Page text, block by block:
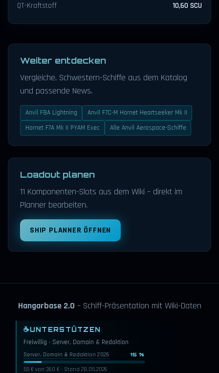
QT-Kraftstoff 10,60 SCU
Weiter entdecken
Vergleiche, Schwestern-Schiffe aus dem Katalog
und passende News.
Anvil F8A Lightning
Anvil F7C-M Hornet Heartseeker Mk II
Hornet F7A Mk II PYAM Exec
Alle Anvil Aerospace-Schiffe
Loadout planen
11 Komponenten-Slots aus dem Wiki – direkt im
Planner bearbeiten.
SHIP PLANNER ÖFFNEN
Hangarbase 2.0 – Schiff-Präsentation mit Wiki-Daten
☕UNTERSTÜTZEN
Freiwillig · Server, Domain & Redaktion
Server, Domain & Redaktion 2026 15 %
55 € von 360 € · Stand 28.05.2026